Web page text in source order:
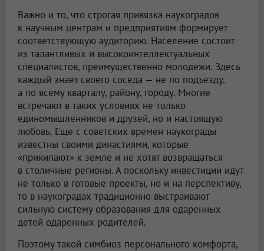
Важно и то, что строгая привязка наукоградов
к научным центрам и предприятиям формирует
соответствующую аудиторию. Население состоит
из талантливых и высокоинтеллектуальных
специалистов, преимущественно молодежи. Здесь
каждый знает своего соседа — не по подъезду,
а по всему кварталу, району, городу. Многие
встречают в таких условиях не только
единомышленников и друзей, но и настоящую
любовь. Еще с советских времен наукограды
известны своими династиями, которые
«прикипают» к земле и не хотят возвращаться
в столичные регионы. А поскольку инвестиции идут
не только в готовые проекты, но и на перспективу,
то в наукоградах традиционно выстраивают
сильную систему образования для одаренных
детей одаренных родителей.
Поэтому такой симбиоз персонального комфорта,